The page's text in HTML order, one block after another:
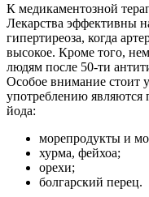
К медикаментозной
Лекарства эффективны
гипертиреоза, когда
высокое. Кроме того,
людям после 50-ти
Особое внимание стоит
употреблению
йода:
морепродукты и
хурма, фейхоа;
орехи;
болгарский перец.